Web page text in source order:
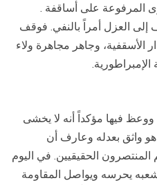
المرفوعة على أساقفة .
العزل أمراً بالنفي. فوقف
الأسقفية، وجاهر مجاهرة ولاء
ووعظ فيها مؤكداً أنه لا يخشى
هو واثق بعدله وعارف أن
الحقيقيين. في اليوم
يحرسه ويواصل المقاومة